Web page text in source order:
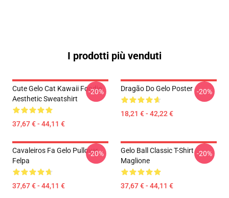
I prodotti più venduti
Cute Gelo Cat Kawaii Foodie
Aesthetic Sweatshirt
37,67 € - 44,11 €
-20% Dragão Do Gelo Poster
18,21 € - 42,22 €
-20%
Cavaleiros Fa Gelo Pullover
Felpa
37,67 € - 44,11 €
-20%
Gelo Ball Classic T-Shirt
Maglione
37,67 € - 44,11 €
-20%